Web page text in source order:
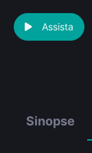
Assista
Sinopse